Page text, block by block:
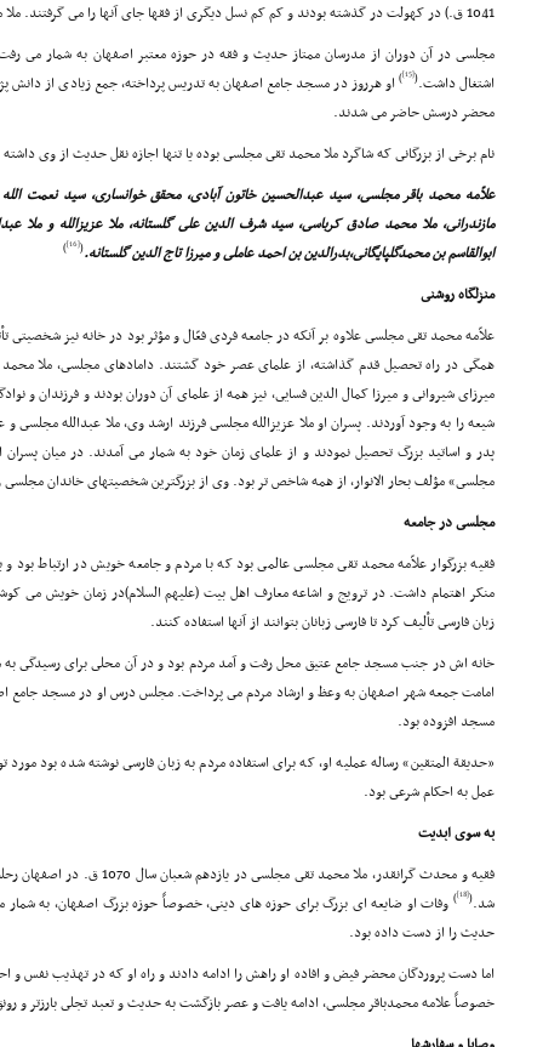
1041 ق.) در کهولت در گذشته بودند و کم کم نسل دیگرى از فقها جاى آنها را مى گرفتند. ملا محمد تقى مجلسى از زمره آنان بود.
مجلسى در آن دوران از مدرسان ممتاز حدیث و فقه در حوزه معتبر اصفهان به شمار مى
اشتغال داشت.(
[15]
) او هرروز در مسجد جامع اصفهان به تدریس پرداخته، جمع زیادى از دانش
محضر درسش حاضر مى شدند.
نام برخى از بزرگانى که شاگرد ملا محمد تقى مجلسى بوده یا تنها اجازه نقل حدیث از وى داشته
علاّمه محمد باقر مجلسى، سید عبدالحسین خاتون آبادى، محقق خوانسارى، سید نعمت الله
مازندرانى، ملا محمد صادق کرباسى، سید شرف الدین على گلستانه، ملا عزیزالله و ملا
ابوالقاسم بن محمدگلپایگانى،بدرالدین بن احمد عاملى و میرزا تاج الدین گلستانه.(
[16]
)
منزلگاه روشنى
علاّمه محمد تقى مجلسى علاوه بر آنکه در جامعه فردى فعّال و مؤثر بود در خانه نیز شخصیتى
همگى در راه تحصیل قدم گذاشته، از علماى عصر خود گشتند. دامادهاى مجلسى، ملا محمد
میرزاى شیروانى و میرزا کمال الدین فسایى، نیز همه از علماى آن دوران بودند و فرزندان و
شیعه را به وجود آوردند. پسران او ملا عزیزالله مجلسى فرزند ارشد وى، ملا عبدالله
پدر و اساتید بزرگ تحصیل نمودند و از علماى زمان خود به شمار مى آمدند. در میان
مجلسى» مؤلف بحار الانوار، از همه شاخص تر بود. وى از بزرگترین شخصیتهاى خاندان
مجلسى در جامعه
فقیه بزرگوار علاّمه محمد تقى مجلسى عالمى بود که با مردم و جامعه خویش در ارتباط بود
منکر اهتمام داشت. در ترویج و اشاعه معارف اهل بیت (علیهم السلام)در زمان خویش مى
زبان فارسى تألیف کرد تا فارسى زبانان بتوانند از آنها استفاده کنند.
خانه اش در جنب مسجد جامع عتیق محل رفت و آمد مردم بود و در آن محلى براى رسیدگى
امامت جمعه شهر اصفهان به وعظ و ارشاد مردم مى پرداخت. مجلس درس او در مسجد جامع
مسجد افزوده بود.
«حدیقة المتقین» رساله عملیه او، که براى استفاده مردم به زبان فارسى نوشته شده بود
عمل به احکام شرعى بود.
به سوى ابدیت
فقیه و محدث گرانقدر، ملا محمد
شد.(
[18]
) وفات او ضایعه اى بزرگ براى حوزه هاى دینى، خصوصاً حوزه بزرگ اصفهان، به شمار
حدیث را از دست داده بود.
اما دست پروردگان محضر فیض و افاده او راهش را ادامه دادند و راه او که در تهذیب نفس و
خصوصاً علامه محمدباقر مجلسى، ادامه یافت و عصر بازگشت به حدیث و تعبد تجلى بارزتر و